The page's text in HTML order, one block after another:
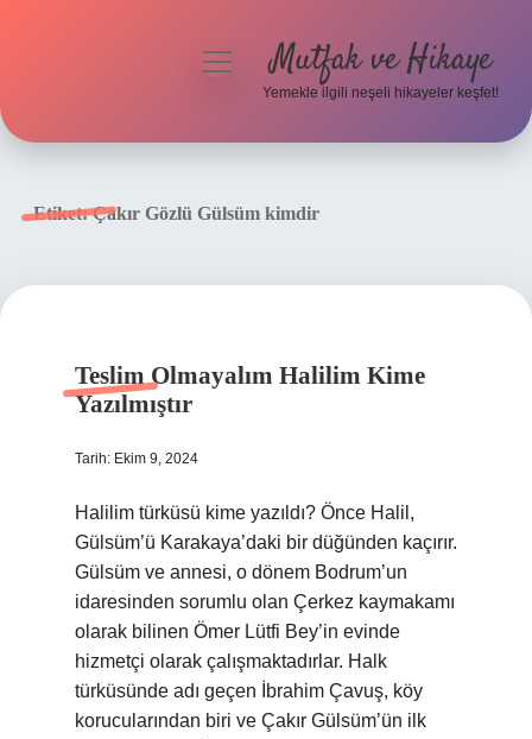
menüyüMutfak ve Hikaye
Yemekle ilgili neşeli hikayeler keşfet!
Etiket:Çakır Gözlü Gülsüm kimdir
Teslim Olmayalım Halilim Kime
Yazılmıştır
Tarih: Ekim 9, 2024
Halilim türküsü kime yazıldı? Önce Halil,
Gülsüm’ü Karakaya’daki bir düğünden kaçırır.
Gülsüm ve annesi, o dönem Bodrum’un
idaresinden sorumlu olan Çerkez kaymakamı
olarak bilinen Ömer Lütfi Bey’in evinde
hizmetçi olarak çalışmaktadırlar. Halk
türküsünde adı geçen İbrahim Çavuş, köy
korucularından biri ve Çakır Gülsüm’ün ilk